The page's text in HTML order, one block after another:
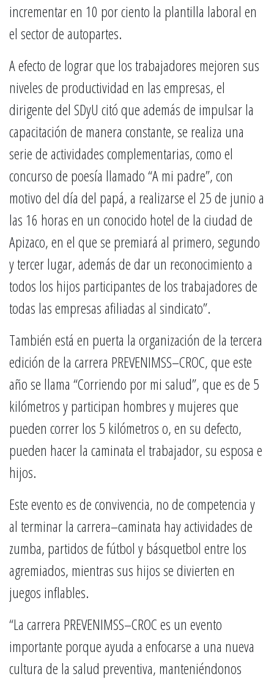
incrementar en 10 por ciento la plantilla laboral en
el sector de autopartes.
A efecto de lograr que los trabajadores mejoren sus
niveles de productividad en las empresas, el
dirigente del SDyU citó que además de impulsar la
capacitación de manera constante, se realiza una
serie de actividades complementarias, como el
concurso de poesía llamado “A mi padre”, con
motivo del día del papá, a realizarse el 25 de junio a
las 16 horas en un conocido hotel de la ciudad de
Apizaco, en el que se premiará al primero, segundo
y tercer lugar, además de dar un reconocimiento a
todos los hijos participantes de los trabajadores de
todas las empresas afiliadas al sindicato”.
También está en puerta la organización de la tercera
edición de la carrera PREVENIMSS–CROC, que este
año se llama “Corriendo por mi salud”, que es de 5
kilómetros y participan hombres y mujeres que
pueden correr los 5 kilómetros o, en su defecto,
pueden hacer la caminata el trabajador, su esposa e
hijos.
Este evento es de convivencia, no de competencia y
al terminar la carrera–caminata hay actividades de
zumba, partidos de fútbol y básquetbol entre los
agremiados, mientras sus hijos se divierten en
juegos inflables.
“La carrera PREVENIMSS–CROC es un evento
importante porque ayuda a enfocarse a una nueva
cultura de la salud preventiva, manteniéndonos